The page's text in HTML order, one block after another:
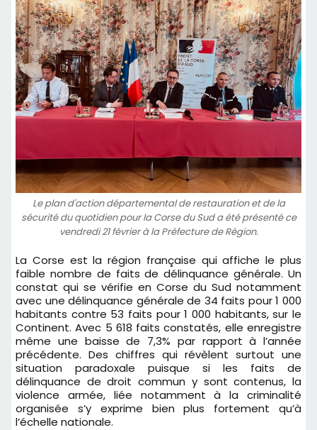
Le plan d'action départemental de restauration et de la
sécurité du quotidien pour la Corse du Sud a été présenté ce
vendredi 21 février à la Préfecture de Région.
La Corse est la région française qui affiche le plus
faible nombre de faits de délinquance générale. Un
constat qui se vérifie en Corse du Sud notamment
avec une délinquance générale de 34 faits pour 1 000
habitants contre 53 faits pour 1 000 habitants, sur le
Continent. Avec 5 618 faits constatés, elle enregistre
même une baisse de 7,3% par rapport à l’année
précédente. Des chiffres qui révèlent surtout une
situation paradoxale puisque si les faits de
délinquance de droit commun y sont contenus, la
violence armée, liée notamment à la criminalité
organisée s’y exprime bien plus fortement qu’à
l’échelle nationale.